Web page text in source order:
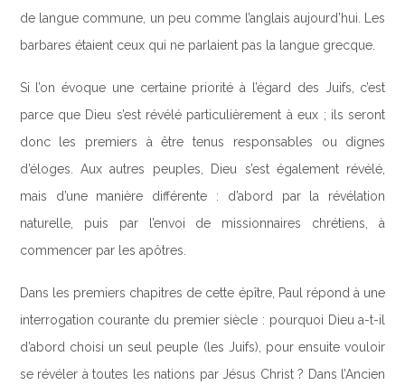
de langue commune, un peu comme l’anglais aujourd’hui. Les
barbares étaient ceux qui ne parlaient pas la langue grecque.
Si l’on évoque une certaine priorité à l’égard des Juifs, c’est
parce que Dieu s’est révélé particulièrement à eux ; ils seront
donc les premiers à être tenus responsables ou dignes
d’éloges. Aux autres peuples, Dieu s’est également révélé,
mais d’une manière différente : d’abord par la révélation
naturelle, puis par l’envoi de missionnaires chrétiens, à
commencer par les apôtres.
Dans les premiers chapitres de cette épître, Paul répond à une
interrogation courante du premier siècle : pourquoi Dieu a-t-il
d’abord choisi un seul peuple (les Juifs), pour ensuite vouloir
se révéler à toutes les nations par Jésus Christ ? Dans l’Ancien